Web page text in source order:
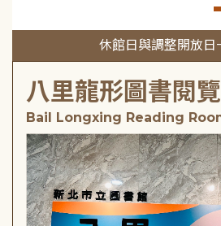
休館日與調整開放日
八里龍形圖書閱
Bail Longxing Reading